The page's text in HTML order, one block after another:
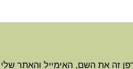
זה את השם, האימייל והאתר